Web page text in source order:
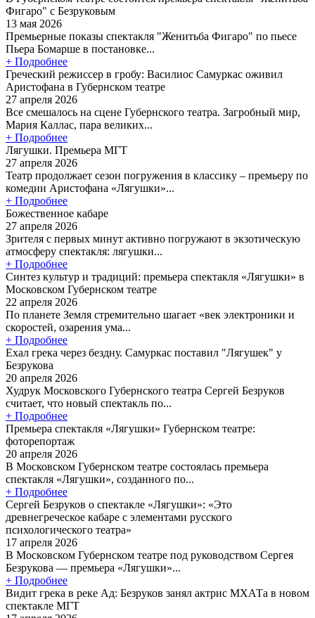
Фигаро" с Безруковым
13 мая 2026
Премьерные показы спектакля "Женитьба Фигаро" по пьесе
Пьера Бомарше в постановке...
+ Подробнее
Греческий режиссер в гробу: Василиос Самуркас оживил
Аристофана в Губернском театре
27 апреля 2026
Все смешалось на сцене Губернского театра. Загробный мир,
Мария Каллас, пара великих...
+ Подробнее
Лягушки. Премьера МГТ
27 апреля 2026
Театр продолжает сезон погружения в классику – премьеру по
комедии Аристофана «Лягушки»...
+ Подробнее
Божественное кабаре
27 апреля 2026
Зрителя с первых минут активно погружают в экзотическую
атмосферу спектакля: лягушки...
+ Подробнее
Синтез культур и традиций: премьера спектакля «Лягушки» в
Московском Губернском театре
22 апреля 2026
По планете Земля стремительно шагает «век электроники и
скоростей, озарения ума...
+ Подробнее
Ехал грека через бездну. Самуркас поставил "Лягушек" у
Безрукова
20 апреля 2026
Худрук Московского Губернского театра Сергей Безруков
считает, что новый спектакль по...
+ Подробнее
Премьера спектакля «Лягушки» Губернском театре:
фоторепортаж
20 апреля 2026
В Московском Губернском театре состоялась премьера
спектакля «Лягушки», созданного по...
+ Подробнее
Сергей Безруков о спектакле «Лягушки»: «Это
древнегреческое кабаре с элементами русского
психологического театра»
17 апреля 2026
В Московском Губернском театре под руководством Сергея
Безрукова — премьера «Лягушки»...
+ Подробнее
Видит грека в реке Ад: Безруков занял актрис МХАТа в новом
спектакле МГТ